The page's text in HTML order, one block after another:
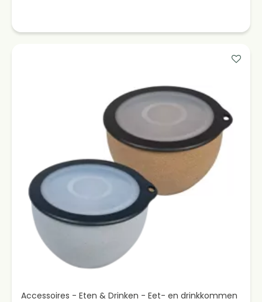
Accessoires - Eten & Drinken - Eet- en drinkkommen